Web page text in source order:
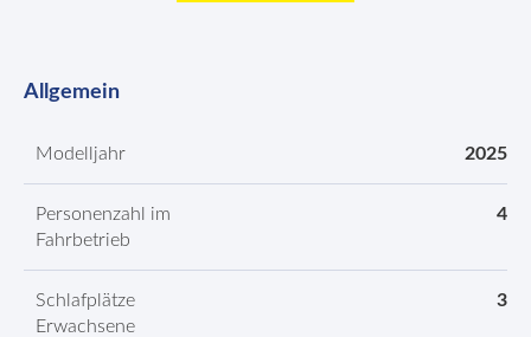
Allgemein
Modelljahr 2025
Personenzahl im
Fahrbetrieb
4
Schlafplätze
Erwachsene
3